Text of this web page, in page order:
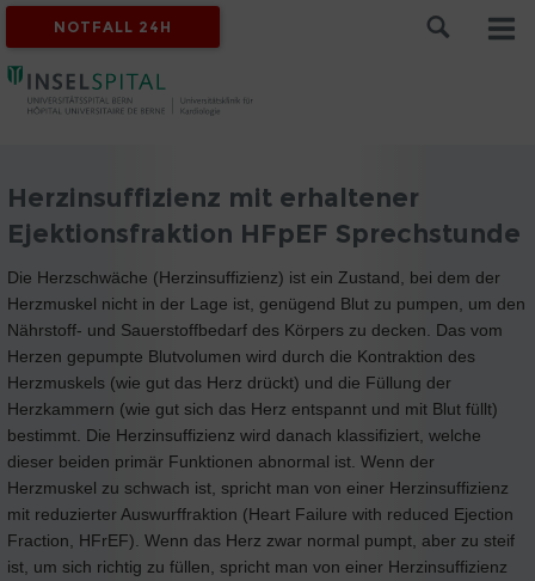
NOTFALL 24H
Herzinsuffizienz mit erhaltener
Ejektionsfraktion HFpEF Sprechstunde
Die Herzschwäche (Herzinsuffizienz) ist ein Zustand, bei dem der
Herzmuskel nicht in der Lage ist, genügend Blut zu pumpen, um den
Nährstoff- und Sauerstoffbedarf des Körpers zu decken. Das vom
Herzen gepumpte Blutvolumen wird durch die Kontraktion des
Herzmuskels (wie gut das Herz drückt) und die Füllung der
Herzkammern (wie gut sich das Herz entspannt und mit Blut füllt)
bestimmt. Die Herzinsuffizienz wird danach klassifiziert, welche
dieser beiden primär Funktionen abnormal ist. Wenn der
Herzmuskel zu schwach ist, spricht man von einer Herzinsuffizienz
mit reduzierter Auswurffraktion (Heart Failure with reduced Ejection
Fraction, HFrEF). Wenn das Herz zwar normal pumpt, aber zu steif
ist, um sich richtig zu füllen, spricht man von einer Herzinsuffizienz